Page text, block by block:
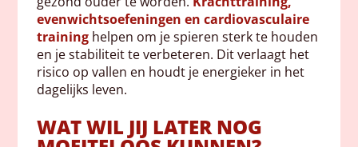
evenwichtsoefeningen en cardiovasculaire
training helpen om je spieren sterk te houden
en je stabiliteit te verbeteren. Dit verlaagt het
risico op vallen en houdt je energieker in het
dagelijks leven.
WAT WIL JIJ LATER NOG